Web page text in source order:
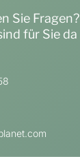
Sie Fragen?
für Sie da